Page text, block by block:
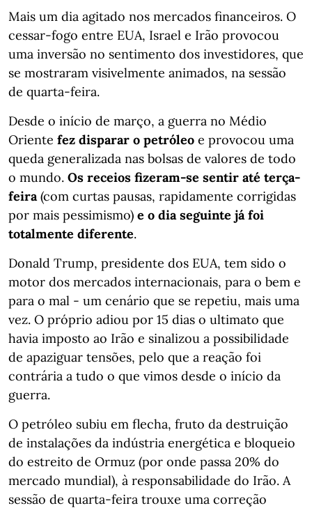
Mais um dia agitado nos mercados financeiros. O
cessar-fogo entre EUA, Israel e Irão provocou
uma inversão no sentimento dos investidores, que
se mostraram visivelmente animados, na sessão
de quarta-feira.
Desde o início de março, a guerra no Médio
Oriente fez disparar o petróleo e provocou uma
queda generalizada nas bolsas de valores de todo
o mundo. Os receios fizeram-se sentir até terça-
feira (com curtas pausas, rapidamente corrigidas
por mais pessimismo) e o dia seguinte já foi
totalmente diferente.
Donald Trump, presidente dos EUA, tem sido o
motor dos mercados internacionais, para o bem e
para o mal - um cenário que se repetiu, mais uma
vez. O próprio adiou por 15 dias o ultimato que
havia imposto ao Irão e sinalizou a possibilidade
de apaziguar tensões, pelo que a reação foi
contrária a tudo o que vimos desde o início da
guerra.
O petróleo subiu em flecha, fruto da destruição
de instalações da indústria energética e bloqueio
do estreito de Ormuz (por onde passa 20% do
mercado mundial), à responsabilidade do Irão. A
sessão de quarta-feira trouxe uma correção